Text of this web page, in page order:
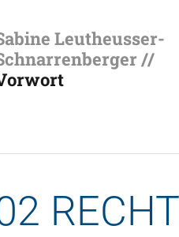
Leutheusser-
//